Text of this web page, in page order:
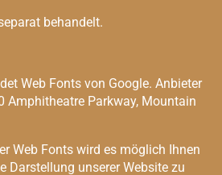
behandelt.
Web Fonts von Google. Anbieter
Amphitheatre Parkway, Mountain
Web Fonts wird es möglich Ihnen
Darstellung unserer Website zu